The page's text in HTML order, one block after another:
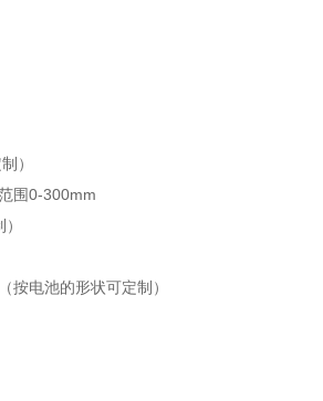
）
围0-300mm
按电池的形状可定制）